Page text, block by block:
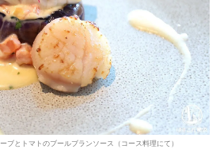
ブとトマトのブールブランソース（コース料理にて）